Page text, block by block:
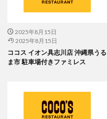
2025年8月15日
2025年8月15日
ココス イオン具志川店 沖縄県うる
ま市 駐車場付きファミレス